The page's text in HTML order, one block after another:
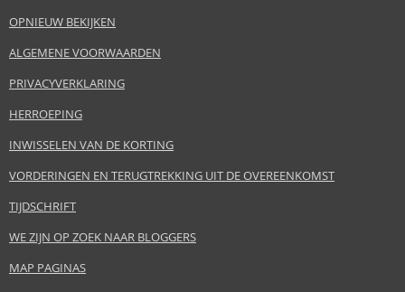
OPNIEUW BEKIJKEN
ALGEMENE VOORWAARDEN
PRIVACYVERKLARING
HERROEPING
INWISSELEN VAN DE KORTING
VORDERINGEN EN TERUGTREKKING UIT DE OVEREENKOMST
TIJDSCHRIFT
WE ZIJN OP ZOEK NAAR BLOGGERS
MAP PAGINAS